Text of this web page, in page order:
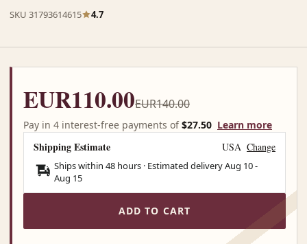
SKU 31793614615 4.7
EUR110.00EUR140.00
Pay in 4 interest-free payments of$27.50 Learn more
Shipping Estimate USA Change
Ships within 48 hours · Estimated deliveryAug 10-
Aug 15
ADD TO CART